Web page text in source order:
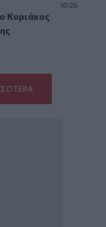
10:26
Κυριάκος